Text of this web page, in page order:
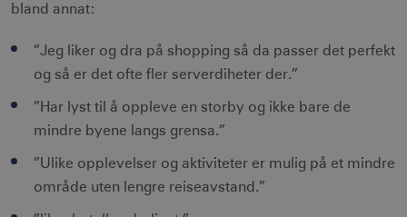
bland annat:
”Jeg liker og dra på shopping så da passer det perfekt
og så er det ofte fler serverdiheter der.”
”Har lyst til å oppleve en storby og ikke bare de
mindre byene langs grensa.”
”Ulike opplevelser og aktiviteter er mulig på et mindre
område uten lengre reiseavstand.”